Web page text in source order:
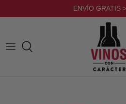
al
ENVÍO GRATIS